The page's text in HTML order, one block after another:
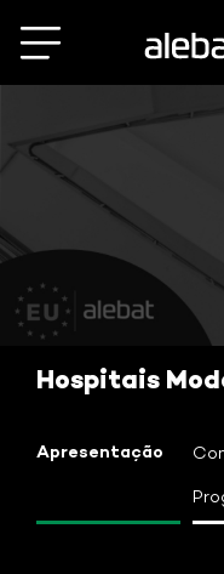
Saltar
al
Hospitais
Apresentação